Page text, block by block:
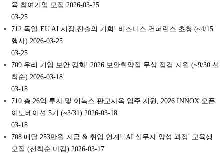
육 참여기업 모집 2026-03-25
03-25
712 독일·EU AI 시장 진출의 기회! 비즈니스 컨퍼런스 초청 (~4/15
행사) 2026-03-25
03-25
709 우리 기업 보안 강화! 2026 보안취약점 무상 점검 지원 (~9/30 선
착순) 2026-03-18
03-18
710 총 26억 투자 및 이녹스 판교사옥 입주 지원, 2026 INNOX 오픈
이노베이션 5기 (~3/31) 2026-03-18
03-18
708 매달 253만원 지급 & 취업 연계! 'AI 실무자 양성 과정' 교육생
모집 (선착순 마감) 2026-03-17